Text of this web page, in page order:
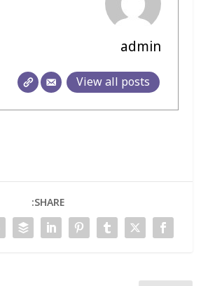
admin
View all posts
SHARE: